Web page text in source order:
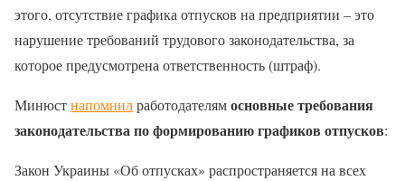
этого, отсутствие графика отпусков на предприятии – это
нарушение требований трудового законодательства, за
которое предусмотрена ответственность (штраф).
Минюстнапомнилработодателямосновные требования
законодательства по формированию графиков отпусков:
Закон Украины «Об отпусках» распространяется на всех